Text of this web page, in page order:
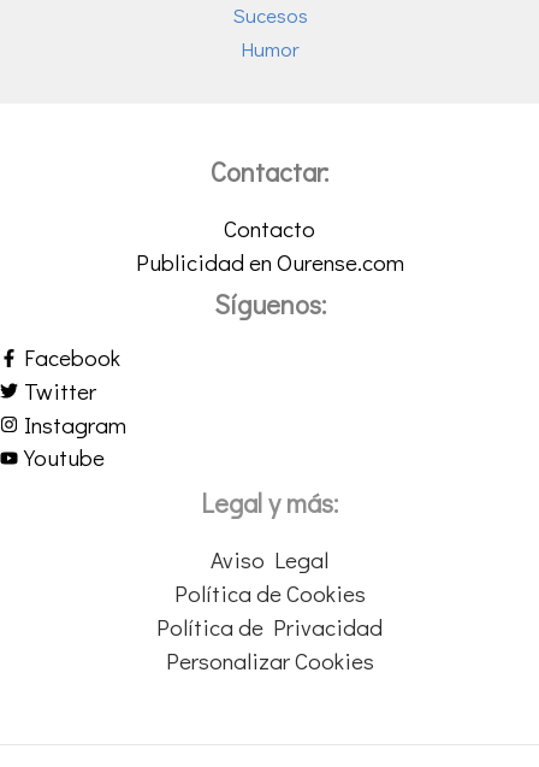
Sucesos
Humor
Contactar:
Contacto
Publicidad en Ourense.com
Síguenos:
Facebook
Twitter
Instagram
Youtube
Legal y más:
Aviso Legal
Política de Cookies
Política de Privacidad
Personalizar Cookies